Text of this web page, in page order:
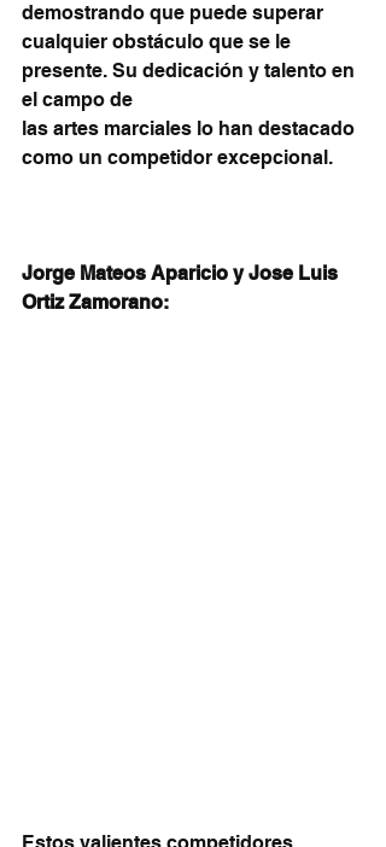
demostrando que puede superar
cualquier obstáculo que se le
presente. Su dedicación y talento en
el campo de
las artes marciales lo han destacado
como un competidor excepcional.
Jorge Mateos Aparicio y Jose Luis
Ortiz Zamorano: